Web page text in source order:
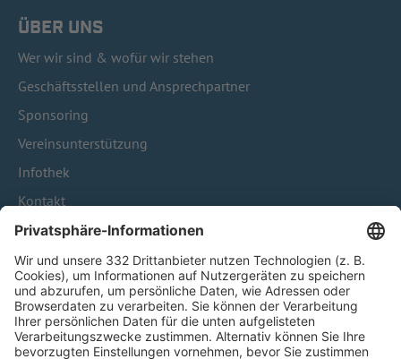
ÜBER UNS
Wer wir sind & wofür wir stehen
Geschäftsstellen und Ansprechpartner
Sponsoring
Vereinsunterstützung
Infothek
Kontakt
HÄUFIG BESUCHTE SEITEN
Pässe und Vereinswechsel
Trainerausbildung
Schulungsangebot Vereinsmitarbeiter